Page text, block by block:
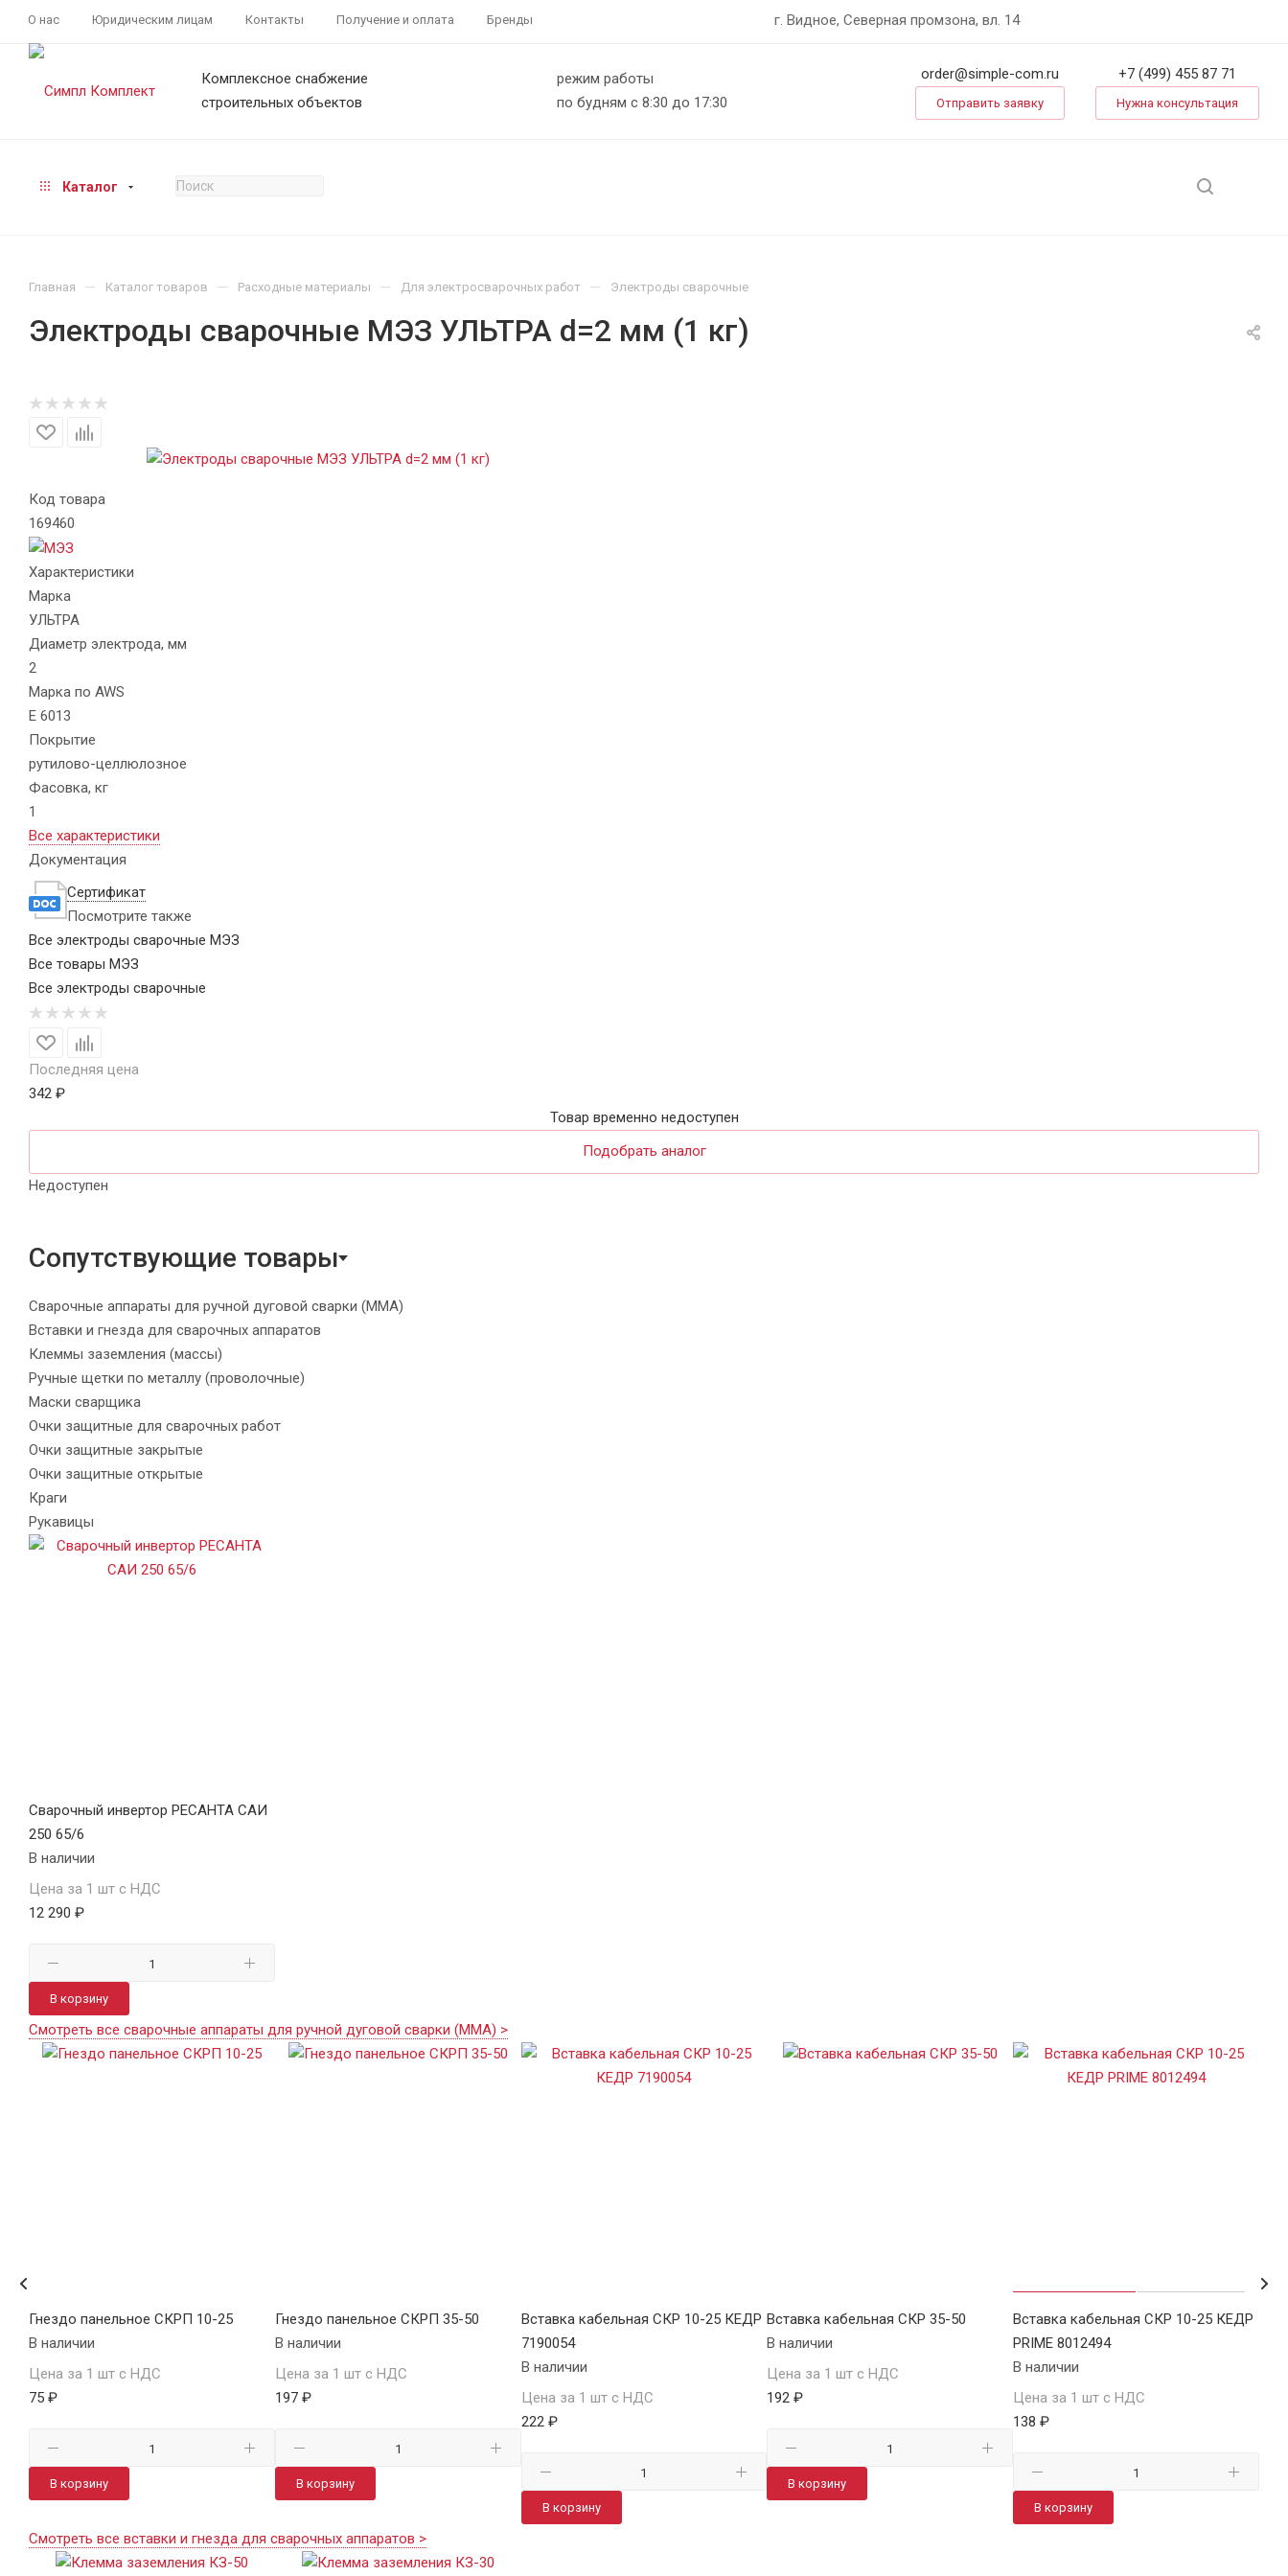
О нас Юридическим лицам Контакты Получение и оплата Бренды г. Видное, Северная промзона, вл. 14
Комплексное снабжение
строительных объектов
режим работы
по будням с 8:30 до 17:30
order@simple-com.ru
Отправить заявку
+7 (499) 455 87 71
Нужна консультация
Каталог
Главная — Каталог товаров — Расходные материалы — Для электросварочных работ — Электроды сварочные
Электроды сварочные МЭЗ УЛЬТРА d=2 мм (1 кг)
Код товара
169460
Характеристики
Марка
УЛЬТРА
Диаметр электрода, мм
2
Марка по AWS
E 6013
Покрытие
рутилово-целлюлозное
Фасовка, кг
1
Все характеристики
Документация
Сертификат
Посмотрите также
Все электроды сварочные МЭЗ
Все товары МЭЗ
Все электроды сварочные
Последняя цена
342 ₽
Товар временно недоступен
Подобрать аналог
Недоступен
Сопутствующие товары
Сварочные аппараты для ручной дуговой сварки (MMA)
Вставки и гнезда для сварочных аппаратов
Клеммы заземления (массы)
Ручные щетки по металлу (проволочные)
Маски сварщика
Очки защитные для сварочных работ
Очки защитные закрытые
Очки защитные открытые
Краги
Рукавицы
Сварочный инвертор РЕСАНТА САИ
250 65/6
В наличии
Цена за 1 шт с НДС
12 290 ₽
В корзину
Смотреть все сварочные аппараты для ручной дуговой сварки (MMA) >
Гнездо панельное СКРП 10-25
В наличии
Цена за 1 шт с НДС
75 ₽
В корзину
Гнездо панельное СКРП 35-50
В наличии
Цена за 1 шт с НДС
197 ₽
В корзину
Вставка кабельная СКР 10-25 КЕДР
7190054
В наличии
Цена за 1 шт с НДС
222 ₽
В корзину
Вставка кабельная СКР 35-50
В наличии
Цена за 1 шт с НДС
192 ₽
В корзину
Вставка кабельная СКР 10-25 КЕДР
PRIME 8012494
В наличии
Цена за 1 шт с НДС
138 ₽
В корзину
Смотреть все вставки и гнезда для сварочных аппаратов >